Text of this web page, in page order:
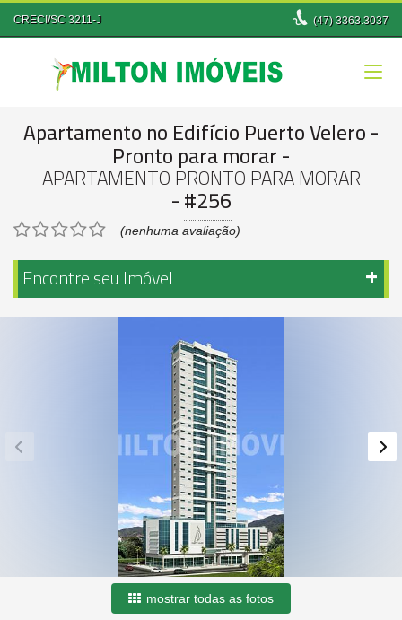
CRECI/SC 3211-J (47)3363.3037
Apartamento no Edifício Puerto Velero-
Pronto para morar-
APARTAMENTO PRONTO PARA MORAR
-#256
(nenhuma avaliação)
Encontre seu Imóvel
mostrar todas as fotos